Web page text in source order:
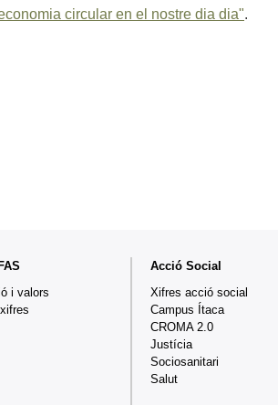
circular en el nostre dia dia".
i valors
Acció Social
Xifres acció social
Campus Ítaca
CROMA 2.0
Justícia
Sociosanitari
Salut